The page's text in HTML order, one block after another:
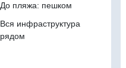
До пляжа: пешком
Вся инфраструктура
рядом